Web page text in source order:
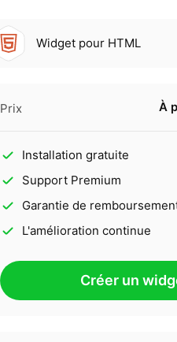
Widget pour HTML
Prix À
Installation gratuite
Support Premium
Garantie de
L'amélioration continue
Créer un